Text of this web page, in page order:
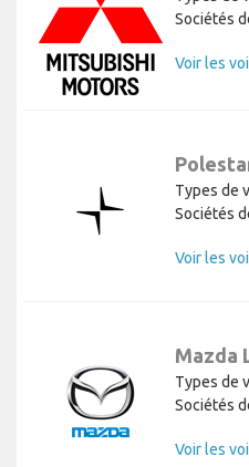
Sociétés
Voir les
Types de
Sociétés
Voir les
Mazda
Types de
Sociétés
Voir les